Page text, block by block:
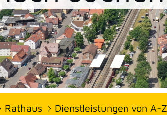
Rathaus Dienstleistungen von A-Z